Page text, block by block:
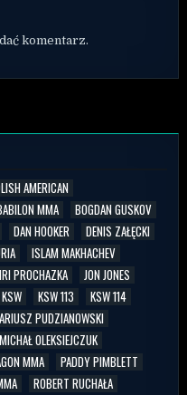
komentarz.
AMERICAN
MMA
BOGDAN GUSKOV
DAN HOOKER
DENIS ZAŁĘCKI
ISLAM MAKHACHEV
PROCHAZKA
JON JONES
KSW KSW 113
KSW 114
PUDZIANOWSKI
MICHAŁ OLEKSIEJCZUK
MMA
PADDY PIMBLETT
ROBERT RUCHAŁA